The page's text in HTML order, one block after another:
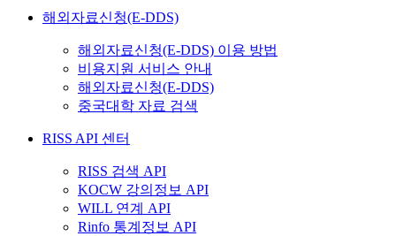
해외자료신청(E-DDS)
해외자료신청(E-DDS) 이용 방법
비용지원 서비스 안내
해외자료신청(E-DDS)
중국대학 자료 검색
RISS API 센터
RISS 검색 API
KOCW 강의정보 API
WILL 연계 API
Rinfo 통계정보 API